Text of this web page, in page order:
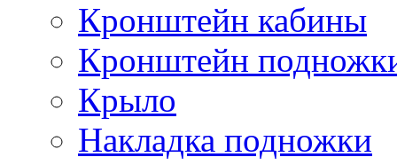
Кронштейн кабины
Кронштейн
Крыло
Накладка подножки